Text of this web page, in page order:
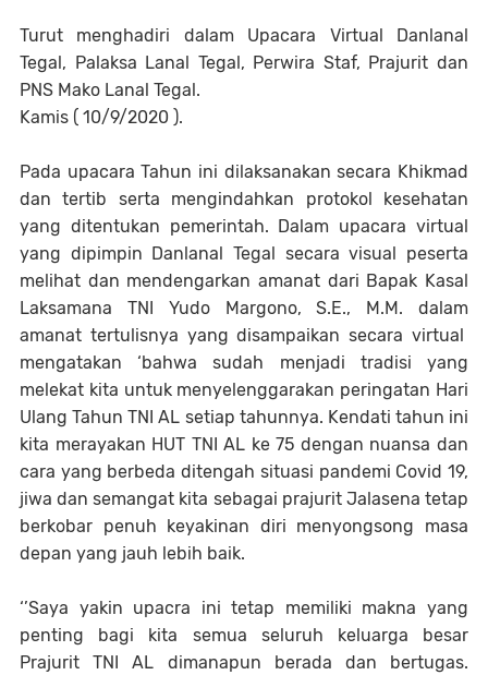
Turut menghadiri dalam Upacara Virtual Danlanal
Tegal, Palaksa Lanal Tegal, Perwira Staf, Prajurit dan
PNS Mako Lanal Tegal.
Kamis ( 10/9/2020 ).
Pada upacara Tahun ini dilaksanakan secara Khikmad
dan tertib serta mengindahkan protokol kesehatan
yang ditentukan pemerintah. Dalam upacara virtual
yang dipimpin Danlanal Tegal secara visual peserta
melihat dan mendengarkan amanat dari Bapak Kasal
Laksamana TNI Yudo Margono, S.E., M.M. dalam
amanat tertulisnya yang disampaikan secara virtual
mengatakan ‘bahwa sudah menjadi tradisi yang
melekat kita untuk menyelenggarakan peringatan Hari
Ulang Tahun TNI AL setiap tahunnya. Kendati tahun ini
kita merayakan HUT TNI AL ke 75 dengan nuansa dan
cara yang berbeda ditengah situasi pandemi Covid 19,
jiwa dan semangat kita sebagai prajurit Jalasena tetap
berkobar penuh keyakinan diri menyongsong masa
depan yang jauh lebih baik.
‘’Saya yakin upacra ini tetap memiliki makna yang
penting bagi kita semua seluruh keluarga besar
Prajurit TNI AL dimanapun berada dan bertugas.